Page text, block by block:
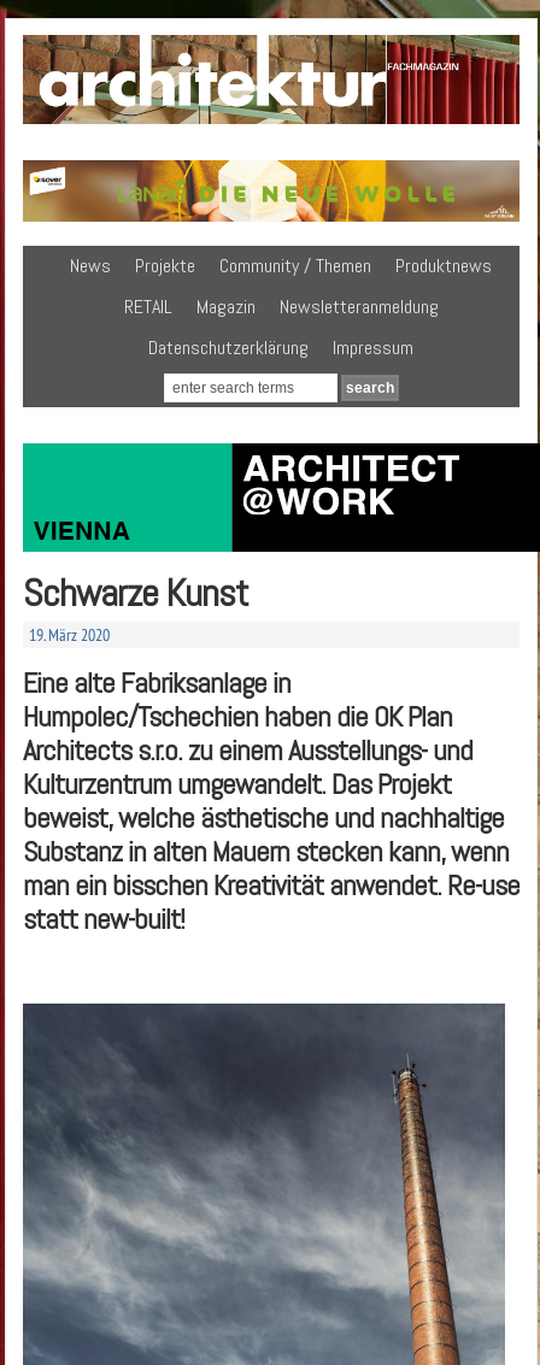
News Projekte Community / Themen
Produktnews
RETAIL
Magazin
Newsletteranmeldung
Datenschutzerklärung
Impressum
Schwarze Kunst
19. März 2020
Eine alte Fabriksanlage in
Humpolec/Tschechien haben die OK Plan
Architects s.r.o. zu einem Ausstellungs- und
Kulturzentrum umgewandelt. Das Projekt
beweist, welche ästhetische und nachhaltige
Substanz in alten Mauern stecken kann, wenn
man ein bisschen Kreativität anwendet. Re-use
statt new-built!